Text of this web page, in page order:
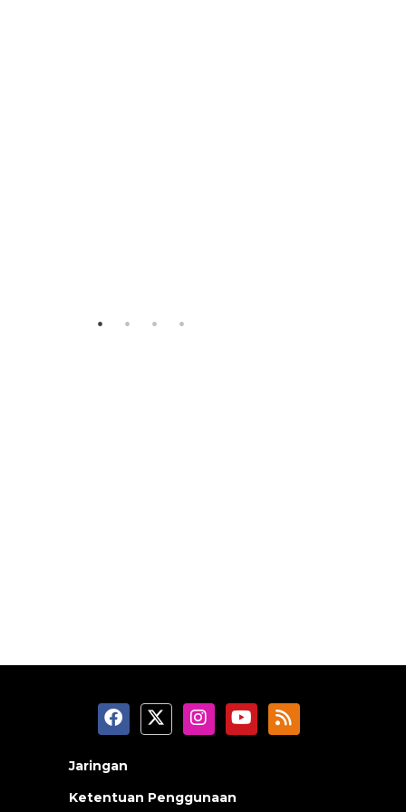
Jaringan
Ketentuan Penggunaan